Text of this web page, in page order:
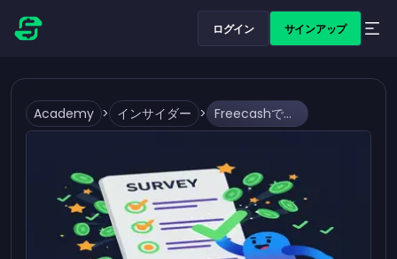
ログイン サインアップ
Academy > インサイダー > Freecashでより多くのアンケートを獲得：収益を最大化するための実証済みのヒント